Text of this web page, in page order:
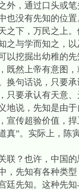
外，通过口头或笔
也没有先知的位
之下，万民之上
之与学而知之，
以挖掘出幼稚的先
既然上帝有意图
换句话说，只要
只要承认有天意
地说，先知是由
宣传超验价值，
真”。实际上，陈
联？也许，中国
，先知有各种类
廷先知。这种先